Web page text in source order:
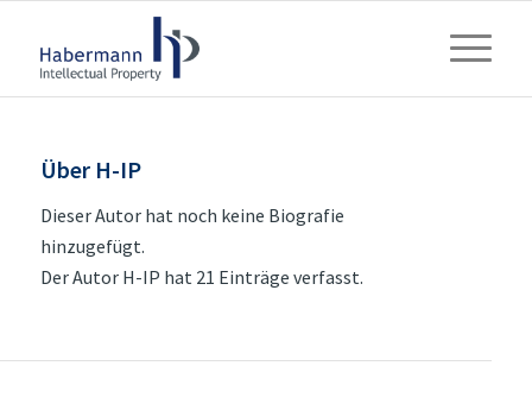
Über H-IP
Dieser Autor hat noch keine Biografie
hinzugefügt.
Der Autor H-IP hat 21 Einträge verfasst.